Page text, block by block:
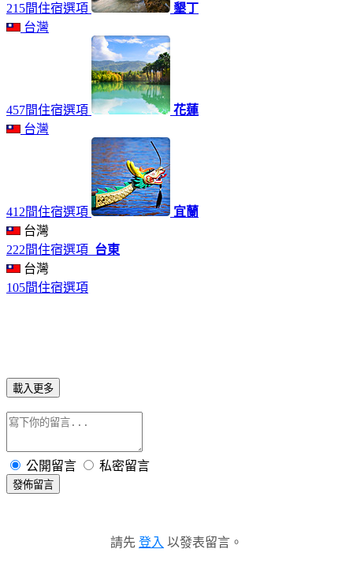
215間住宿選項
墾丁
台灣
457間住宿選項
花蓮
台灣
412間住宿選項
宜蘭
台灣
222間住宿選項 台東
台灣
105間住宿選項
載入更多
公開留言 私密留言
發佈留言
請先 登入 以發表留言。